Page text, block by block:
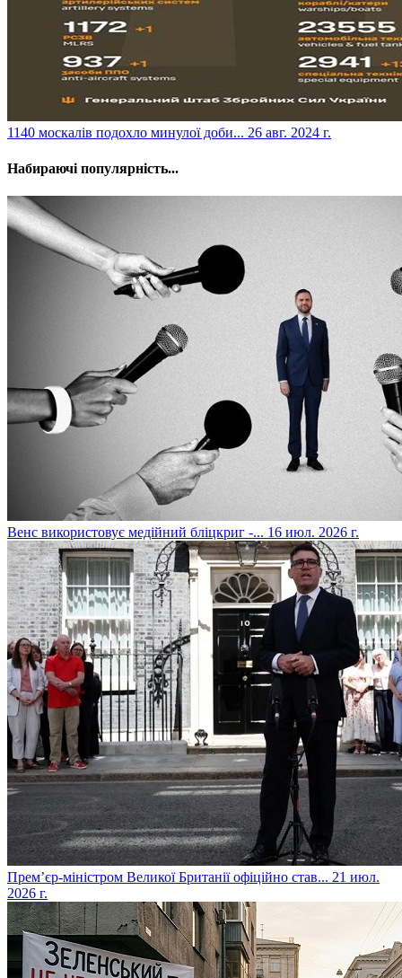
​1140 москалів подохло минулої доби... 26 авг. 2024 г.
Набираючі популярність...
​Венс використовує медійний бліцкриг -... 16 июл. 2026 г.
​Прем’єр-міністром Великої Британії офіційно став... 21 июл.
2026 г.